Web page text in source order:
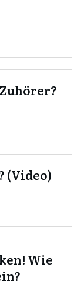
(Video)
Wie